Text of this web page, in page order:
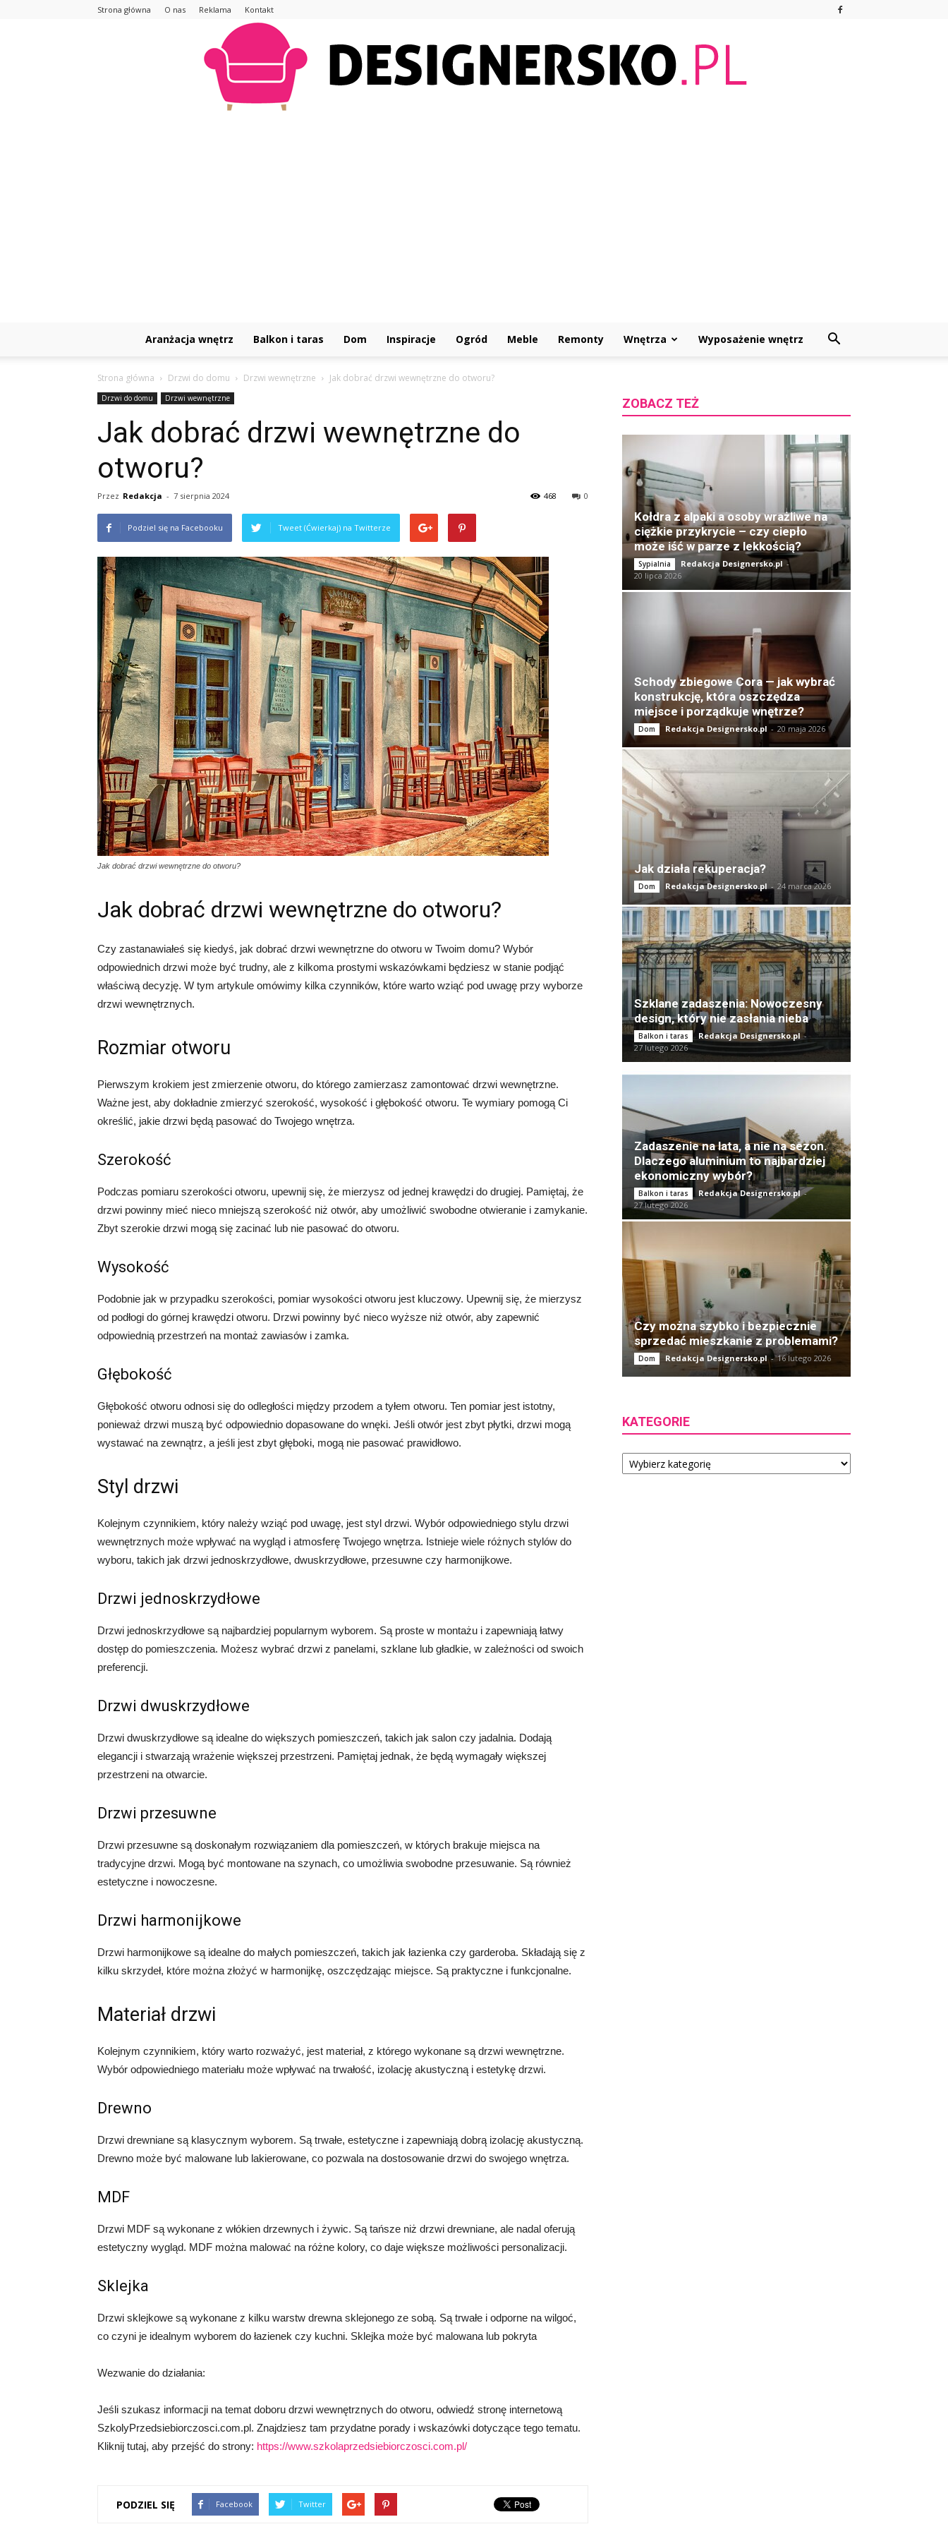
Strona główna O nas Reklama Kontakt
Aranżacja wnętrz Balkon i taras Dom Inspiracje Ogród Meble Remonty Wnętrza Wyposażenie wnętrz
Strona główna Drzwi do domu Drzwi wewnętrzne Jak dobrać drzwi wewnętrzne do otworu?
Drzwi do domu Drzwi wewnętrzne
Jak dobrać drzwi wewnętrzne do
otworu?
Przez Redakcja - 7 sierpnia 2024 0
468
Podziel się na Facebooku Tweet (Ćwierkaj) na Twitterze
Jak dobrać drzwi wewnętrzne do otworu?
Jak dobrać drzwi wewnętrzne do otworu?
Czy zastanawiałeś się kiedyś, jak dobrać drzwi wewnętrzne do otworu w Twoim domu? Wybór
odpowiednich drzwi może być trudny, ale z kilkoma prostymi wskazówkami będziesz w stanie podjąć
właściwą decyzję. W tym artykule omówimy kilka czynników, które warto wziąć pod uwagę przy wyborze
drzwi wewnętrznych.
Rozmiar otworu
Pierwszym krokiem jest zmierzenie otworu, do którego zamierzasz zamontować drzwi wewnętrzne.
Ważne jest, aby dokładnie zmierzyć szerokość, wysokość i głębokość otworu. Te wymiary pomogą Ci
określić, jakie drzwi będą pasować do Twojego wnętrza.
Szerokość
Podczas pomiaru szerokości otworu, upewnij się, że mierzysz od jednej krawędzi do drugiej. Pamiętaj, że
drzwi powinny mieć nieco mniejszą szerokość niż otwór, aby umożliwić swobodne otwieranie i zamykanie.
Zbyt szerokie drzwi mogą się zacinać lub nie pasować do otworu.
Wysokość
Podobnie jak w przypadku szerokości, pomiar wysokości otworu jest kluczowy. Upewnij się, że mierzysz
od podłogi do górnej krawędzi otworu. Drzwi powinny być nieco wyższe niż otwór, aby zapewnić
odpowiednią przestrzeń na montaż zawiasów i zamka.
Głębokość
Głębokość otworu odnosi się do odległości między przodem a tyłem otworu. Ten pomiar jest istotny,
ponieważ drzwi muszą być odpowiednio dopasowane do wnęki. Jeśli otwór jest zbyt płytki, drzwi mogą
wystawać na zewnątrz, a jeśli jest zbyt głęboki, mogą nie pasować prawidłowo.
Styl drzwi
Kolejnym czynnikiem, który należy wziąć pod uwagę, jest styl drzwi. Wybór odpowiedniego stylu drzwi
wewnętrznych może wpływać na wygląd i atmosferę Twojego wnętrza. Istnieje wiele różnych stylów do
wyboru, takich jak drzwi jednoskrzydłowe, dwuskrzydłowe, przesuwne czy harmonijkowe.
Drzwi jednoskrzydłowe
Drzwi jednoskrzydłowe są najbardziej popularnym wyborem. Są proste w montażu i zapewniają łatwy
dostęp do pomieszczenia. Możesz wybrać drzwi z panelami, szklane lub gładkie, w zależności od swoich
preferencji.
Drzwi dwuskrzydłowe
Drzwi dwuskrzydłowe są idealne do większych pomieszczeń, takich jak salon czy jadalnia. Dodają
elegancji i stwarzają wrażenie większej przestrzeni. Pamiętaj jednak, że będą wymagały większej
przestrzeni na otwarcie.
Drzwi przesuwne
Drzwi przesuwne są doskonałym rozwiązaniem dla pomieszczeń, w których brakuje miejsca na
tradycyjne drzwi. Mogą być montowane na szynach, co umożliwia swobodne przesuwanie. Są również
estetyczne i nowoczesne.
Drzwi harmonijkowe
Drzwi harmonijkowe są idealne do małych pomieszczeń, takich jak łazienka czy garderoba. Składają się z
kilku skrzydeł, które można złożyć w harmonijkę, oszczędzając miejsce. Są praktyczne i funkcjonalne.
Materiał drzwi
Kolejnym czynnikiem, który warto rozważyć, jest materiał, z którego wykonane są drzwi wewnętrzne.
Wybór odpowiedniego materiału może wpływać na trwałość, izolację akustyczną i estetykę drzwi.
Drewno
Drzwi drewniane są klasycznym wyborem. Są trwałe, estetyczne i zapewniają dobrą izolację akustyczną.
Drewno może być malowane lub lakierowane, co pozwala na dostosowanie drzwi do swojego wnętrza.
MDF
Drzwi MDF są wykonane z włókien drzewnych i żywic. Są tańsze niż drzwi drewniane, ale nadal oferują
estetyczny wygląd. MDF można malować na różne kolory, co daje większe możliwości personalizacji.
Sklejka
Drzwi sklejkowe są wykonane z kilku warstw drewna sklejonego ze sobą. Są trwałe i odporne na wilgoć,
co czyni je idealnym wyborem do łazienek czy kuchni. Sklejka może być malowana lub pokryta
Wezwanie do działania:
Jeśli szukasz informacji na temat doboru drzwi wewnętrznych do otworu, odwiedź stronę internetową
SzkolyPrzedsiebiorczosci.com.pl. Znajdziesz tam przydatne porady i wskazówki dotyczące tego tematu.
Kliknij tutaj, aby przejść do strony: https://www.szkolaprzedsiebiorczosci.com.pl/
PODZIEL SIĘ Facebook Twitter
ZOBACZ TEŻ
Kołdra z alpaki a osoby wrażliwe na
ciężkie przykrycie – czy ciepło
może iść w parze z lekkością?
Sypialnia Redakcja Designersko.pl -
20 lipca 2026
Schody zbiegowe Cora — jak wybrać
konstrukcję, która oszczędza
miejsce i porządkuje wnętrze?
Dom Redakcja Designersko.pl - 20 maja 2026
Jak działa rekuperacja?
Dom Redakcja Designersko.pl - 24 marca 2026
Szklane zadaszenia: Nowoczesny
design, który nie zasłania nieba
Balkon i taras Redakcja Designersko.pl -
27 lutego 2026
Zadaszenie na lata, a nie na sezon.
Dlaczego aluminium to najbardziej
ekonomiczny wybór?
Balkon i taras Redakcja Designersko.pl -
27 lutego 2026
Czy można szybko i bezpiecznie
sprzedać mieszkanie z problemami?
Dom Redakcja Designersko.pl - 16 lutego 2026
KATEGORIE
Kategorie